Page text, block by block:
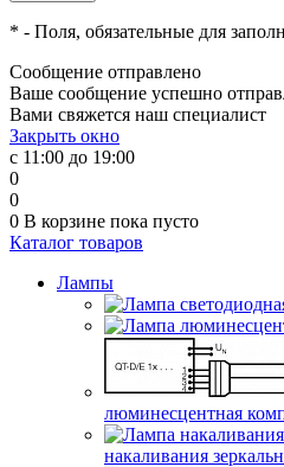
* - Поля, обязательные для
Сообщение отправлено
Ваше сообщение успешно
Вами свяжется наш специалист
Закрыть окно
с 11:00 до 19:00
0
0
0 В корзине пока пусто
Каталог товаров
Лампы
люминесцентная
накаливания